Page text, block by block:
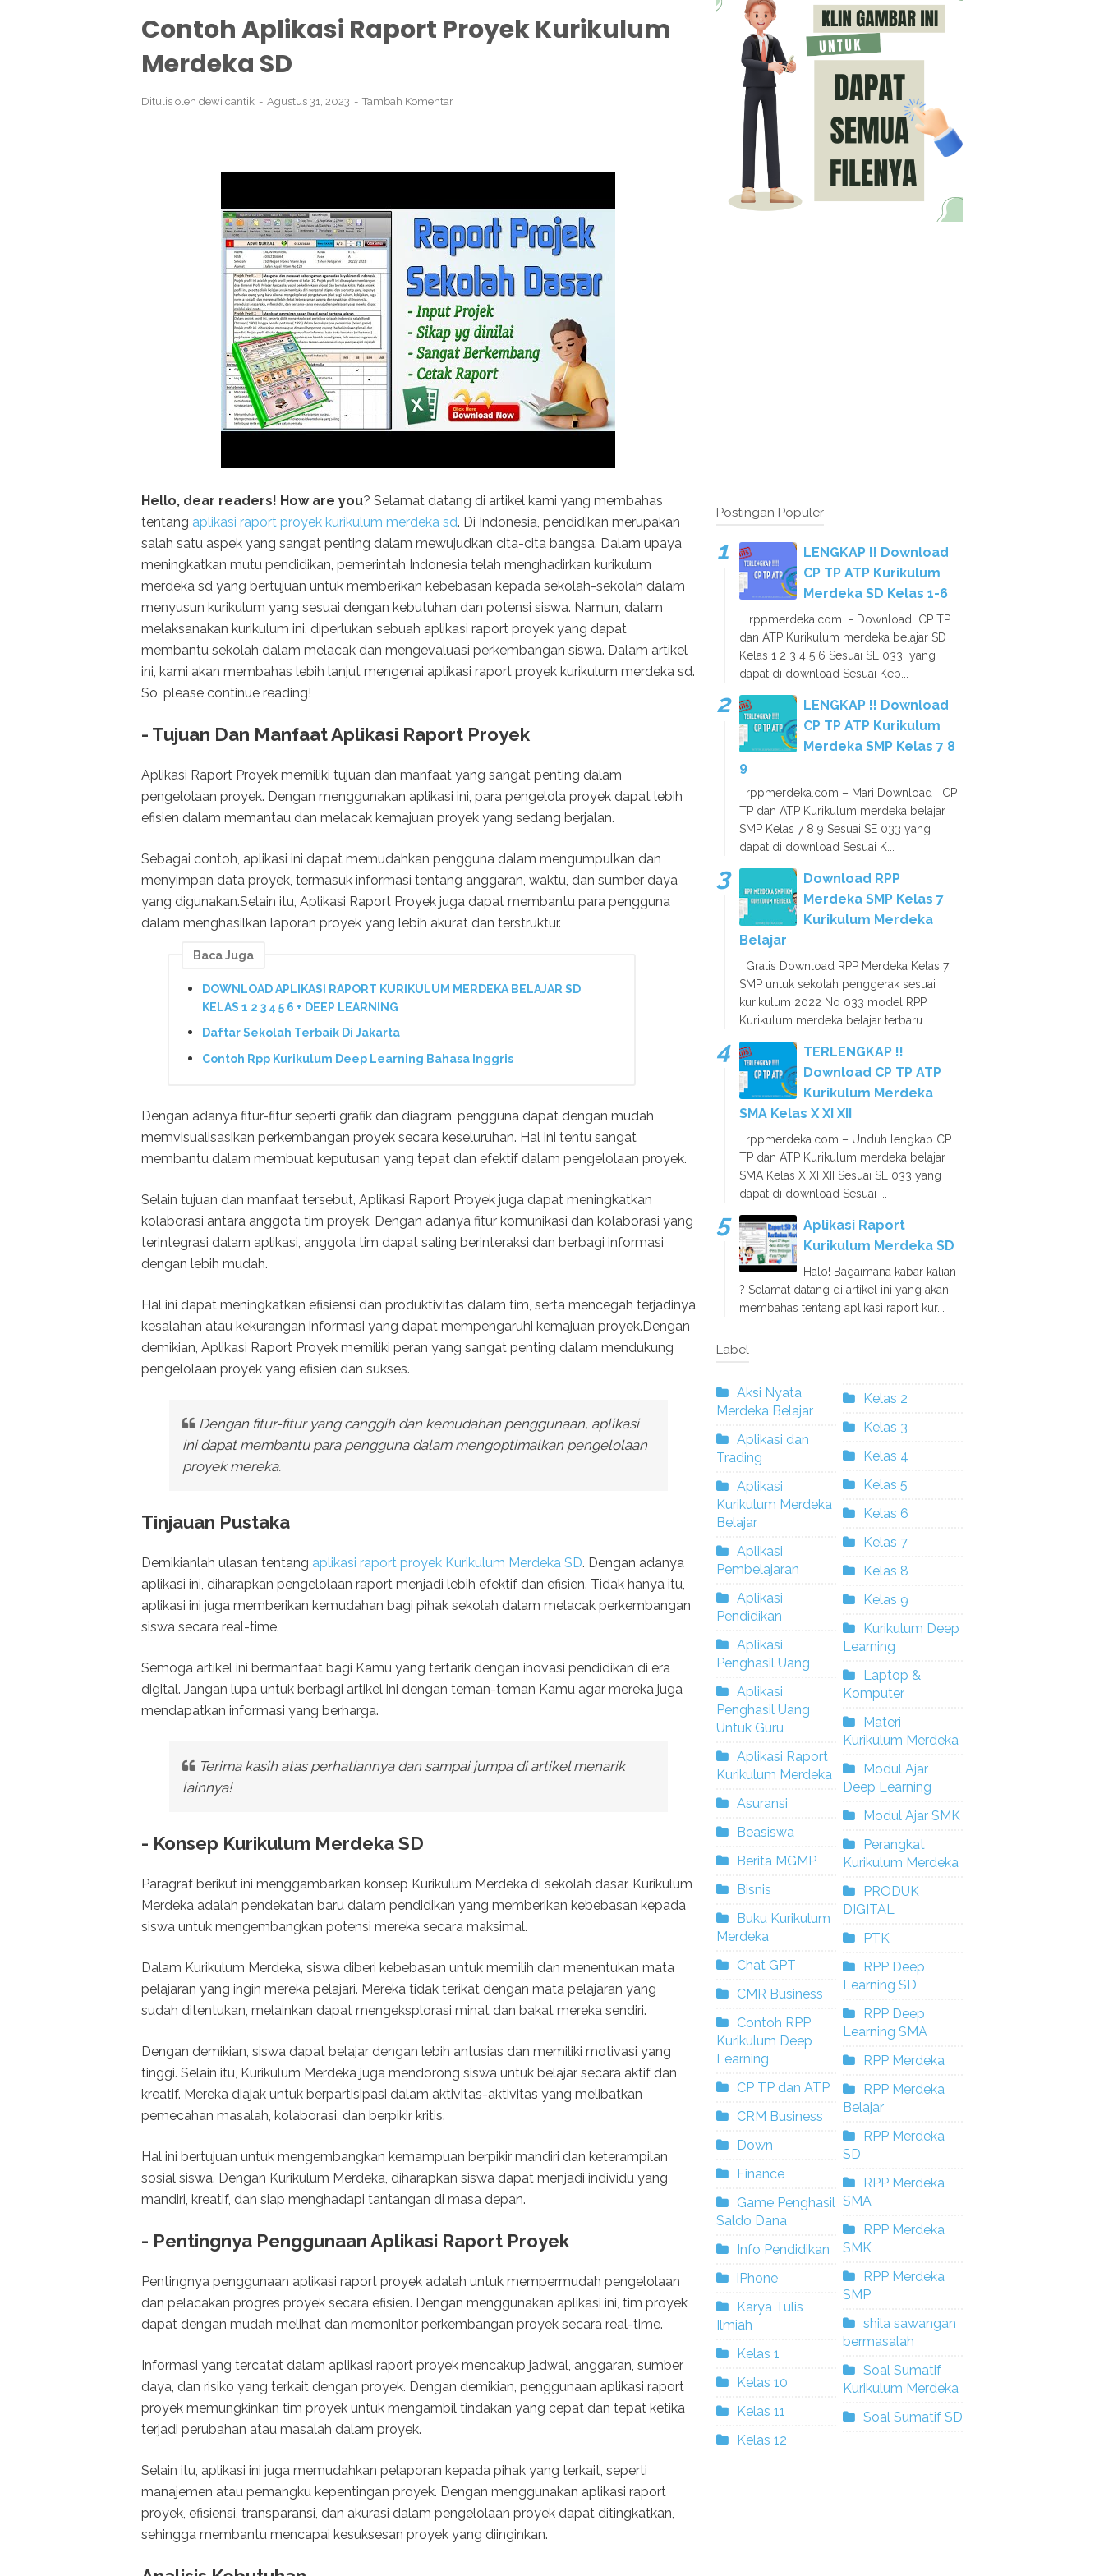
Contoh Aplikasi Raport Proyek Kurikulum
Merdeka SD
Ditulis oleh dewi cantik Agustus 31, 2023 Tambah Komentar
Hello, dear readers! How are you? Selamat datang di artikel kami yang membahas
tentang aplikasi raport proyek kurikulum merdeka sd. Di Indonesia, pendidikan merupakan
salah satu aspek yang sangat penting dalam mewujudkan cita-cita bangsa. Dalam upaya
meningkatkan mutu pendidikan, pemerintah Indonesia telah menghadirkan kurikulum
merdeka sd yang bertujuan untuk memberikan kebebasan kepada sekolah-sekolah dalam
menyusun kurikulum yang sesuai dengan kebutuhan dan potensi siswa. Namun, dalam
melaksanakan kurikulum ini, diperlukan sebuah aplikasi raport proyek yang dapat
membantu sekolah dalam melacak dan mengevaluasi perkembangan siswa. Dalam artikel
ini, kami akan membahas lebih lanjut mengenai aplikasi raport proyek kurikulum merdeka sd.
So, please continue reading!
- Tujuan Dan Manfaat Aplikasi Raport Proyek
Aplikasi Raport Proyek memiliki tujuan dan manfaat yang sangat penting dalam
pengelolaan proyek. Dengan menggunakan aplikasi ini, para pengelola proyek dapat lebih
efisien dalam memantau dan melacak kemajuan proyek yang sedang berjalan.
Sebagai contoh, aplikasi ini dapat memudahkan pengguna dalam mengumpulkan dan
menyimpan data proyek, termasuk informasi tentang anggaran, waktu, dan sumber daya
yang digunakan.Selain itu, Aplikasi Raport Proyek juga dapat membantu para pengguna
dalam menghasilkan laporan proyek yang lebih akurat dan terstruktur.
Baca Juga
DOWNLOAD APLIKASI RAPORT KURIKULUM MERDEKA BELAJAR SD
KELAS 1 2 3 4 5 6 + DEEP LEARNING
Daftar Sekolah Terbaik Di Jakarta
Contoh Rpp Kurikulum Deep Learning Bahasa Inggris
Dengan adanya fitur-fitur seperti grafik dan diagram, pengguna dapat dengan mudah
memvisualisasikan perkembangan proyek secara keseluruhan. Hal ini tentu sangat
membantu dalam membuat keputusan yang tepat dan efektif dalam pengelolaan proyek.
Selain tujuan dan manfaat tersebut, Aplikasi Raport Proyek juga dapat meningkatkan
kolaborasi antara anggota tim proyek. Dengan adanya fitur komunikasi dan kolaborasi yang
terintegrasi dalam aplikasi, anggota tim dapat saling berinteraksi dan berbagi informasi
dengan lebih mudah.
Hal ini dapat meningkatkan efisiensi dan produktivitas dalam tim, serta mencegah terjadinya
kesalahan atau kekurangan informasi yang dapat mempengaruhi kemajuan proyek.Dengan
demikian, Aplikasi Raport Proyek memiliki peran yang sangat penting dalam mendukung
pengelolaan proyek yang efisien dan sukses.
Dengan fitur-fitur yang canggih dan kemudahan penggunaan, aplikasi
ini dapat membantu para pengguna dalam mengoptimalkan pengelolaan
proyek mereka.
Tinjauan Pustaka
Demikianlah ulasan tentang aplikasi raport proyek Kurikulum Merdeka SD. Dengan adanya
aplikasi ini, diharapkan pengelolaan raport menjadi lebih efektif dan efisien. Tidak hanya itu,
aplikasi ini juga memberikan kemudahan bagi pihak sekolah dalam melacak perkembangan
siswa secara real-time.
Semoga artikel ini bermanfaat bagi Kamu yang tertarik dengan inovasi pendidikan di era
digital. Jangan lupa untuk berbagi artikel ini dengan teman-teman Kamu agar mereka juga
mendapatkan informasi yang berharga.
Terima kasih atas perhatiannya dan sampai jumpa di artikel menarik
lainnya!
- Konsep Kurikulum Merdeka SD
Paragraf berikut ini menggambarkan konsep Kurikulum Merdeka di sekolah dasar. Kurikulum
Merdeka adalah pendekatan baru dalam pendidikan yang memberikan kebebasan kepada
siswa untuk mengembangkan potensi mereka secara maksimal.
Dalam Kurikulum Merdeka, siswa diberi kebebasan untuk memilih dan menentukan mata
pelajaran yang ingin mereka pelajari. Mereka tidak terikat dengan mata pelajaran yang
sudah ditentukan, melainkan dapat mengeksplorasi minat dan bakat mereka sendiri.
Dengan demikian, siswa dapat belajar dengan lebih antusias dan memiliki motivasi yang
tinggi. Selain itu, Kurikulum Merdeka juga mendorong siswa untuk belajar secara aktif dan
kreatif. Mereka diajak untuk berpartisipasi dalam aktivitas-aktivitas yang melibatkan
pemecahan masalah, kolaborasi, dan berpikir kritis.
Hal ini bertujuan untuk mengembangkan kemampuan berpikir mandiri dan keterampilan
sosial siswa. Dengan Kurikulum Merdeka, diharapkan siswa dapat menjadi individu yang
mandiri, kreatif, dan siap menghadapi tantangan di masa depan.
- Pentingnya Penggunaan Aplikasi Raport Proyek
Pentingnya penggunaan aplikasi raport proyek adalah untuk mempermudah pengelolaan
dan pelacakan progres proyek secara efisien. Dengan menggunakan aplikasi ini, tim proyek
dapat dengan mudah melihat dan memonitor perkembangan proyek secara real-time.
Informasi yang tercatat dalam aplikasi raport proyek mencakup jadwal, anggaran, sumber
daya, dan risiko yang terkait dengan proyek. Dengan demikian, penggunaan aplikasi raport
proyek memungkinkan tim proyek untuk mengambil tindakan yang cepat dan tepat ketika
terjadi perubahan atau masalah dalam proyek.
Selain itu, aplikasi ini juga memudahkan pelaporan kepada pihak yang terkait, seperti
manajemen atau pemangku kepentingan proyek. Dengan menggunakan aplikasi raport
proyek, efisiensi, transparansi, dan akurasi dalam pengelolaan proyek dapat ditingkatkan,
sehingga membantu mencapai kesuksesan proyek yang diinginkan.
Postingan Populer
LENGKAP !! Download
CP TP ATP Kurikulum
Merdeka SD Kelas 1-6
rppmerdeka.com - Download CP TP
dan ATP Kurikulum merdeka belajar SD
Kelas 1 2 3 4 5 6 Sesuai SE 033 yang
dapat di download Sesuai Kep...
LENGKAP !! Download
CP TP ATP Kurikulum
Merdeka SMP Kelas 7 8
9
rppmerdeka.com – Mari Download CP
TP dan ATP Kurikulum merdeka belajar
SMP Kelas 7 8 9 Sesuai SE 033 yang
dapat di download Sesuai K...
Download RPP
Merdeka SMP Kelas 7
Kurikulum Merdeka
Belajar
Gratis Download RPP Merdeka Kelas 7
SMP untuk sekolah penggerak sesuai
kurikulum 2022 No 033 model RPP
Kurikulum merdeka belajar terbaru...
TERLENGKAP !!
Download CP TP ATP
Kurikulum Merdeka
SMA Kelas X XI XII
rppmerdeka.com – Unduh lengkap CP
TP dan ATP Kurikulum merdeka belajar
SMA Kelas X XI XII Sesuai SE 033 yang
dapat di download Sesuai ...
Aplikasi Raport
Kurikulum Merdeka SD
Halo! Bagaimana kabar kalian
? Selamat datang di artikel ini yang akan
membahas tentang aplikasi raport kur...
Label
Aksi Nyata
Merdeka Belajar
Aplikasi dan
Trading
Aplikasi
Kurikulum Merdeka
Belajar
Aplikasi
Pembelajaran
Aplikasi
Pendidikan
Aplikasi
Penghasil Uang
Aplikasi
Penghasil Uang
Untuk Guru
Aplikasi Raport
Kurikulum Merdeka
Asuransi
Beasiswa
Berita MGMP
Bisnis
Buku Kurikulum
Merdeka
Chat GPT
CMR Business
Contoh RPP
Kurikulum Deep
Learning
CP TP dan ATP
CRM Business
Down
Finance
Game Penghasil
Saldo Dana
Info Pendidikan
iPhone
Karya Tulis
Ilmiah
Kelas 1
Kelas 10
Kelas 11
Kelas 12
Kelas 2
Kelas 3
Kelas 4
Kelas 5
Kelas 6
Kelas 7
Kelas 8
Kelas 9
Kurikulum Deep
Learning
Laptop &
Komputer
Materi
Kurikulum Merdeka
Modul Ajar
Deep Learning
Modul Ajar SMK
Perangkat
Kurikulum Merdeka
PRODUK
DIGITAL
PTK
RPP Deep
Learning SD
RPP Deep
Learning SMA
RPP Merdeka
RPP Merdeka
Belajar
RPP Merdeka
SD
RPP Merdeka
SMA
RPP Merdeka
SMK
RPP Merdeka
SMP
shila sawangan
bermasalah
Soal Sumatif
Kurikulum Merdeka
Soal Sumatif SD